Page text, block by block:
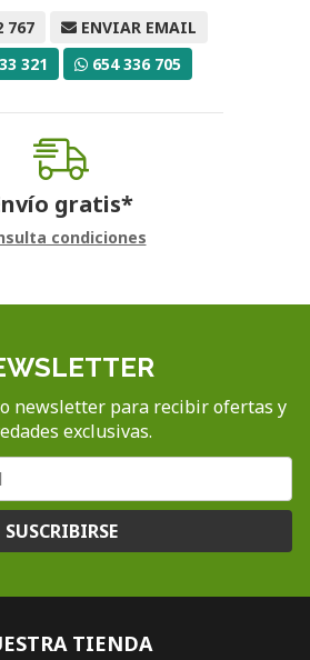
767
ENVIAR EMAIL
321
654 336 705
gratis*
condiciones
newsletter para recibir ofertas y
exclusivas.
SUSCRIBIRSE
TIENDA